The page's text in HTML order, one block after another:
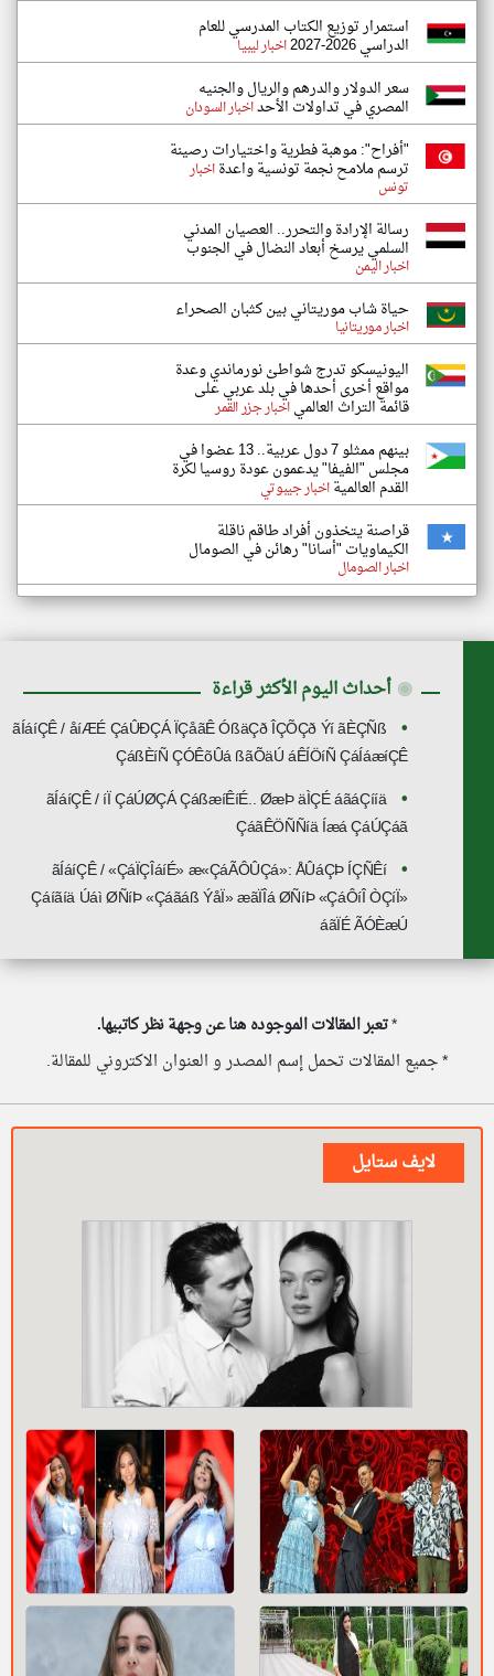
استمرار توزيع الكتاب المدرسي للعام
الدراسي 2026-2027 اخبار ليبيا
سعر الدولار والدرهم والريال والجنيه
المصري في تداولات الأحداخبار السودان
"أفراح": موهبة فطرية واختيارات رصينة
ترسم ملامح نجمة تونسية واعدةاخبار
تونس
رسالة الإرادة والتحرر.. العصيان المدني
السلمي يرسخ أبعاد النضال في الجنوب
اخبار اليمن
حياة شاب موريتاني بين كثبان الصحراء
اخبار موريتانيا
اليونيسكو تدرج شواطئ نورماندي وعدة
مواقع أخرى أحدها في بلد عربي على
قائمة التراث العالمياخبار جزر القمر
بينهم ممثلو 7 دول عربية.. 13 عضوا في
مجلس "الفيفا" يدعمون عودة روسيا لكرة
القدم العالميةاخبار جيبوتي
قراصنة يتخذون أفراد طاقم ناقلة
الكيماويات "أسانا" رهائن في الصومال
اخبار الصومال
◉ أحداث اليوم الأكثر قراءة
ãÍáíÇÊ / åíÆÉ ÇáÛÐÇÁ ÏÇåãÊ ÓßäÇð ÎÇÕÇð Ýí ãÈÇÑß
ÇáßÈíÑ ÇÓÊõÛá ßãÕäÚ áÊÍÖíÑ ÇáÍáæíÇÊ
ãÍáíÇÊ / íÏ ÇáÚØÇÁ ÇáßæíÊíÉ.. ØæÞ äÌÇÉ áãáÇííä
ÇáãÊÖÑÑíä Íæá ÇáÚÇáã
ãÍáíÇÊ / «ÇáÏÇÎáíÉ» æ«ÇáÃÔÛÇá»: ÅÛáÇÞ ÍÇÑÊí
Çáíãíä Úáì ØÑíÞ «Çáãáß ÝåÏ» æãÏÎá ØÑíÞ «ÇáÔíÎ ÒÇíÏ»
áãÏÉ ÃÓÈæÚ
*تعبر المقالات الموجوده هنا عن وجهة نظر كاتبيها.
* جميع المقالات تحمل إسم المصدر و العنوان الاكتروني للمقالة.
لايف ستايل